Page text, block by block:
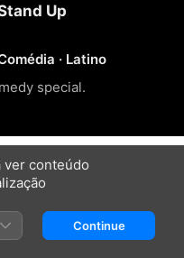
Up
· Latino
special.
ver conteúdo
Continue